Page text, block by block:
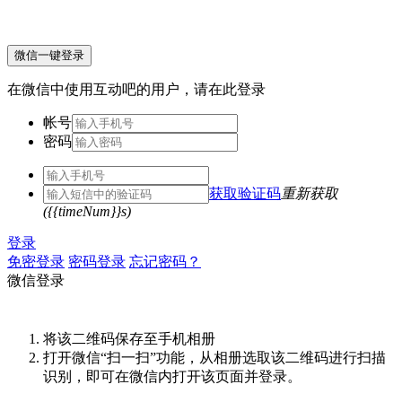
微信一键登录
在微信中使用互动吧的用户，请在此登录
帐号
密码
获取验证码重新获取
({{timeNum}}s)
登录
免密登录 密码登录 忘记密码？
微信登录
将该二维码保存至手机相册
打开微信“扫一扫”功能，从相册选取该二维码进行扫描
识别，即可在微信内打开该页面并登录。